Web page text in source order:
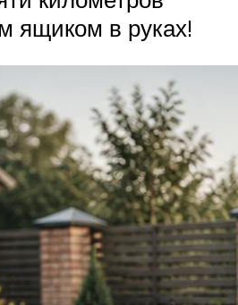
ящиком в руках!